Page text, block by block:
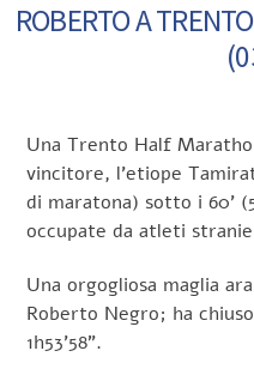
ROBERTO A
Una Trento Half
vincitore, l’etiope
di maratona) sotto i 60’
occupate da atleti
Una orgogliosa maglia
Roberto Negro; ha
1h53’58”.